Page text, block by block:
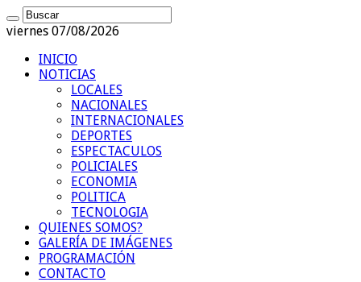
viernes 07/08/2026
INICIO
NOTICIAS
LOCALES
NACIONALES
INTERNACIONALES
DEPORTES
ESPECTACULOS
POLICIALES
ECONOMIA
POLITICA
TECNOLOGIA
QUIENES SOMOS?
GALERÍA DE IMÁGENES
PROGRAMACIÓN
CONTACTO